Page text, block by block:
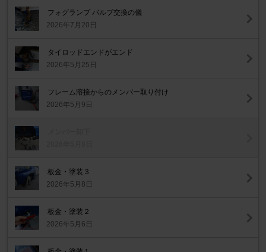
フォグランプ バルブ交換の儀
2026年7月20日
タイロッドエンドがエンド
2026年5月25日
フレーム溶接からのメンバー取り付け
2026年5月9日
板金・塗装３
2026年5月8日
板金・塗装２
2026年5月6日